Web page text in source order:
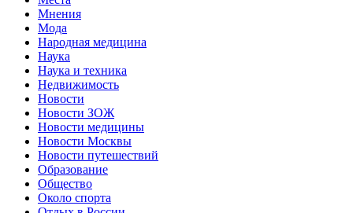
Мнения
Мода
Народная медицина
Наука
Наука и техника
Недвижимость
Новости
Новости ЗОЖ
Новости медицины
Новости Москвы
Новости путешествий
Образование
Общество
Около спорта